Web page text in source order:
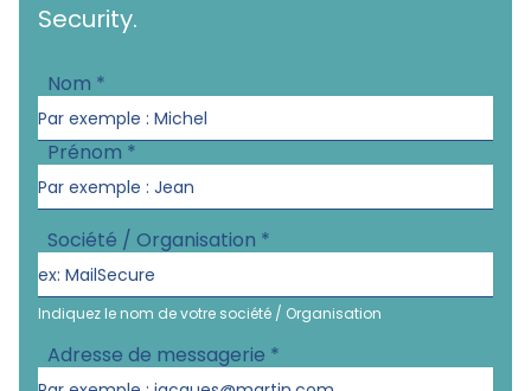
Security.
Nom *
Prénom *
Société / Organisation *
Indiquez le nom de votre société / Organisation
Adresse de messagerie *